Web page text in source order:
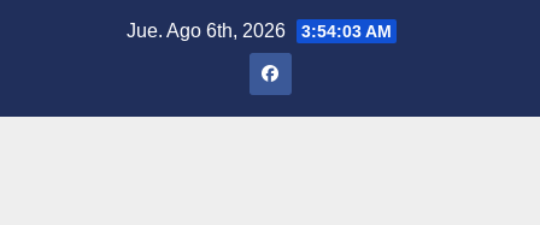
Jue. Ago 6th, 2026 3:54:04 AM